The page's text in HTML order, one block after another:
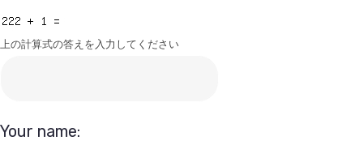
上の計算式の答えを入力してください
Your name: